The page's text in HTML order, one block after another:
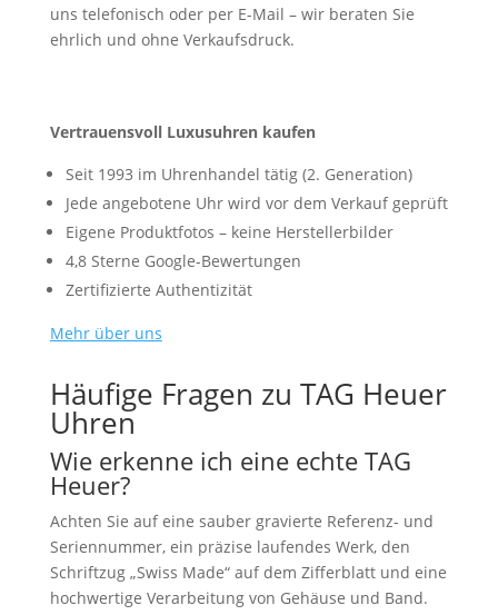
uns telefonisch oder per E-Mail – wir beraten Sie
ehrlich und ohne Verkaufsdruck.
Vertrauensvoll Luxusuhren kaufen
Seit 1993 im Uhrenhandel tätig (2. Generation)
Jede angebotene Uhr wird vor dem Verkauf geprüft
Eigene Produktfotos – keine Herstellerbilder
4,8 Sterne Google-Bewertungen
Zertifizierte Authentizität
Mehr über uns
Häufige Fragen zu TAG Heuer
Uhren
Wie erkenne ich eine echte TAG
Heuer?
Achten Sie auf eine sauber gravierte Referenz- und
Seriennummer, ein präzise laufendes Werk, den
Schriftzug „Swiss Made“ auf dem Zifferblatt und eine
hochwertige Verarbeitung von Gehäuse und Band.